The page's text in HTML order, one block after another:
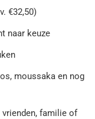
€32,50)
naar keuze
moussaka en nog
familie of